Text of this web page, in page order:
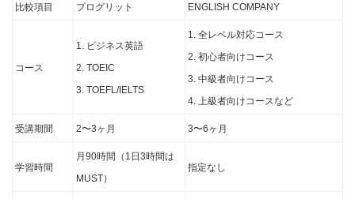
比較項目 プログリット ENGLISH COMPANY
コース
1. ビジネス英語
2. TOEIC
3. TOEFL/IELTS
1. 全レベル対応コース
2. 初心者向けコース
3. 中級者向けコース
4. 上級者向けコースなど
受講期間 2〜3ヶ月 3〜6ヶ月
学習時間
月90時間（1日3時間は
MUST）
指定なし